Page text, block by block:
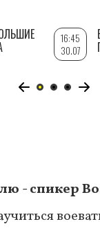
- спикер
16:45
30.07